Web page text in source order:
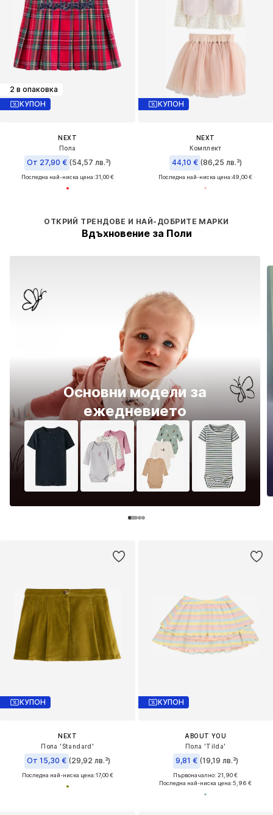
2 в опаковка
КУПОН
NEXT
Пола
От 27,90 € (54,57 лв.³)
Последна най-ниска цена:31,00 €
КУПОН
NEXT
Комплект
44,10 € (86,25 лв.³)
Последна най-ниска цена:49,00 €
ОТКРИЙ ТРЕНДОВЕ И НАЙ-ДОБРИТЕ МАРКИ
Вдъхновение за Поли
Основни модели за
ежедневието
КУПОН
NEXT
Пола 'Standard'
От 15,30 € (29,92 лв.³)
Последна най-ниска цена:17,00 €
КУПОН
ABOUT YOU
Пола 'Tilda'
9,81 € (19,19 лв.³)
Първоначално: 21,90 €
Последна най-ниска цена:5,96 €